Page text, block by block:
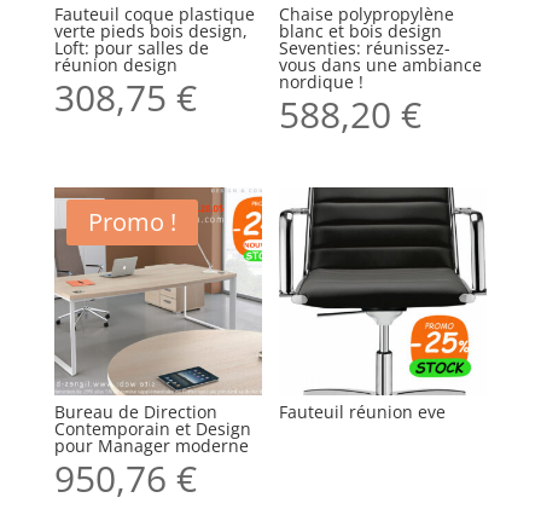
Fauteuil coque plastique
verte pieds bois design,
Loft: pour salles de
réunion design
308,75 €
Chaise polypropylène
blanc et bois design
Seventies: réunissez-
vous dans une ambiance
nordique !
588,20€
Promo !
Bureau de Direction
Contemporain et Design
pour Manager moderne
950,76 €
Fauteuil réunion eve